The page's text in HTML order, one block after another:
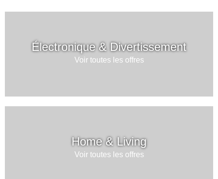
Électronique & Divertissement
Voir toutes les offres
Home & Living
Voir toutes les offres